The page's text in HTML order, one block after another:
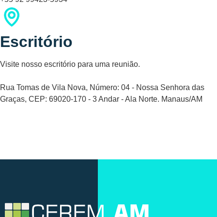
Escritório
Visite nosso escritório para uma reunião.
Rua Tomas de Vila Nova, Número: 04 - Nossa Senhora das
Graças, CEP: 69020-170 - 3 Andar - Ala Norte. Manaus/AM